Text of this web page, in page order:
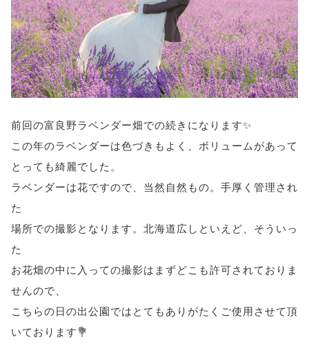
前回の富良野ラベンダー畑での続きになります✨
この年のラベンダーは色づきもよく、ボリュームがあって
とっても綺麗でした。
ラベンダーは花ですので、当然自然もの。手厚く管理され
た
場所での撮影となります。北海道広しといえど、そういっ
た
お花畑の中に入っての撮影はまずどこも許可されておりま
せんので、
こちらの日の出公園ではとてもありがたくご使用させて頂
いております💐